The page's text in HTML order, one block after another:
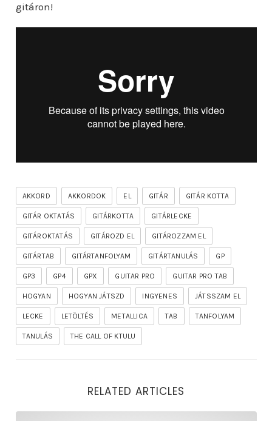
gitáron!
AKKORD AKKORDOK EL GITÁR GITÁR KOTTA
GITÁR OKTATÁS GITÁRKOTTA GITÁRLECKE
GITÁROKTATÁS GITÁROZD EL GITÁROZZAM EL
GITÁRTAB GITÁRTANFOLYAM GITÁRTANULÁS GP
GP3 GP4 GPX GUITAR PRO GUITAR PRO TAB
HOGYAN HOGYAN JÁTSZD INGYENES JÁTSSZAM EL
LECKE LETÖLTÉS METALLICA TAB TANFOLYAM
TANULÁS THE CALL OF KTULU
RELATED ARTICLES